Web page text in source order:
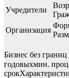
Учредители
Организация
Бизнес без
годовыхмин.